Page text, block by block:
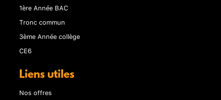
1ère Année BAC
Tronc commun
3ème Année collège
CE6
Liens utiles
Nos offres